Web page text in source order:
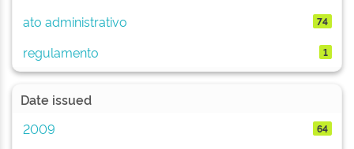
ato administrativo 74
regulamento 1
Date issued
2009
64